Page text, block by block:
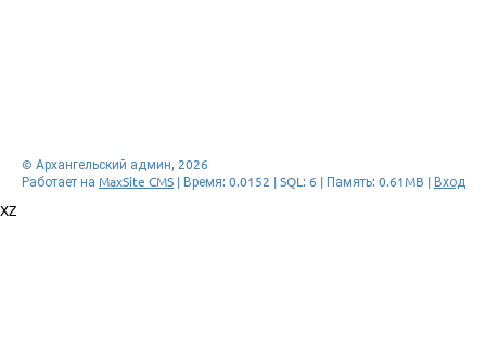
© Архангельский админ, 2026
Работает на MaxSite CMS | Время: 0.0152 | SQL: 6 | Память: 0.61MB | Вход
XZ